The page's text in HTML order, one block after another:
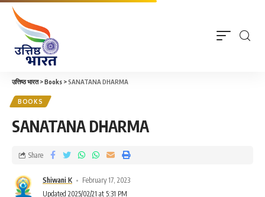
उत्तिष्ठ भारत>Books >SANATANA DHARMA
BOOKS
SANATANA DHARMA
Shiwani K
February 17, 2023
Updated 2025/02/21 at 5:31 PM
Share